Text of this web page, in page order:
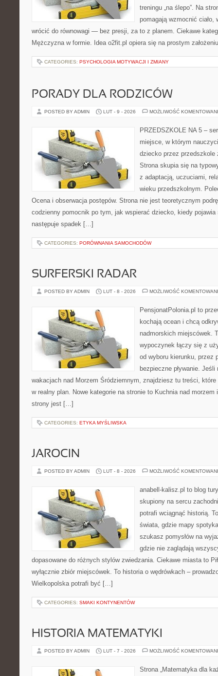
treningu „na ślepo”. Na
pomagają wzmocnić
wrócić do równowagi — bez presji, za to z planem. Ciekawe
Mężczyzna w formie. Idea o2fit.pl opiera się na prostym
CATEGORIES: PSYCHOLOGIA MOTYWACJI I ZMIANY
PORADY DLA RODZICÓW
POSTED BY ADMIN LUT - 9 - 2026 MOŻLIWOŚĆ
PRZEDSZKOLE NA 5 –
miejsce, w którym
dziecko przez przedszkole
Strona skupia się na
z adaptacją, uczuciami,
wieku przedszkolnym.
Ocena i obserwacja postępów. Strona nie jest teoretycznym
codzienny pomocnik po tym, jak wspierać dziecko, kiedy pojawia
następuje spadek […]
CATEGORIES: PORÓWNANIA SAMOCHODÓW
SURFERSKI RADAR
POSTED BY ADMIN LUT - 8 - 2026 MOŻLIWOŚĆ
PensjonatPolonia.pl to
kochają ocean i chcą
nadmorskich miejscówek.
wypoczynek łączy się z
od wyboru kierunku, przez
bezpieczne pływanie.
wakacjach nad Morzem Śródziemnym, znajdziesz tu treści, które
w realny plan. Nowe kategorie na stronie to Kuchnia nad morzem
strony jest […]
CATEGORIES: ETYKA MYŚLIWSKA
JAROCIN
POSTED BY ADMIN LUT - 8 - 2026 MOŻLIWOŚĆ
anabell-kalisz.pl to blog
skupiony na sercu
potrafi wciągnąć historią.
świata, gdzie mapy
szukasz pomysłów na
gdzie nie zaglądają
dopasowane do różnych stylów zwiedzania. Ciekawe miasta to
wyłącznie zbiór miejscówek. To historia o wędrówkach –
Wielkopolska potrafi być […]
CATEGORIES: SMAKI KONTYNENTÓW
HISTORIA MATEMATYKI
POSTED BY ADMIN LUT - 7 - 2026 MOŻLIWOŚĆ
Strona „Matematyka dla